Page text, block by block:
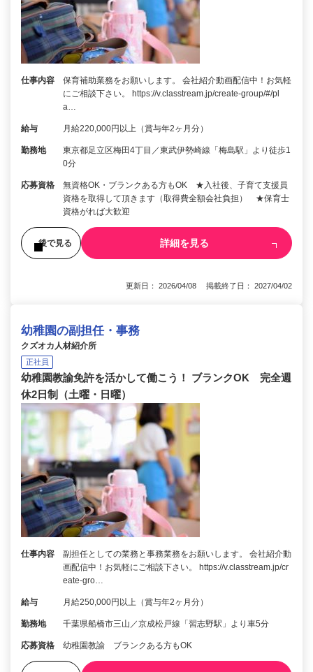
仕事内容
保育補助業務をお願いします。 会社紹介動画配信中！お気軽
にご相談下さい。 https://v.classtream.jp/create-group/#/pl
a…
給与 月給220,000円以上（賞与年2ヶ月分）
勤務地
東京都足立区梅田4丁目／東武伊勢崎線「梅島駅」より徒歩1
0分
応募資格
無資格OK・ブランクある方もOK ★入社後、子育て支援員
資格を取得して頂きます（取得費全額会社負担） ★保育士
資格がれば大歓迎
後で見る 詳細を見る
更新日： 2026/04/08 掲載終了日： 2027/04/02
幼稚園の副担任・事務
クズオカ人材紹介所
正社員
幼稚園教諭免許を活かして働こう！ ブランクOK 完全週
休2日制（土曜・日曜）
仕事内容
副担任としての業務と事務業務をお願いします。 会社紹介動
画配信中！お気軽にご相談下さい。 https://v.classtream.jp/cr
eate-gro…
給与 月給250,000円以上（賞与年2ヶ月分）
勤務地 千葉県船橋市三山／京成松戸線「習志野駅」より車5分
応募資格 幼稚園教諭 ブランクある方もOK